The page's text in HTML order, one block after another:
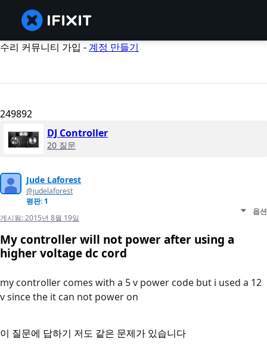
수리 커뮤니티 가입 -계정 만들기
249892
DJ Controller
20 질문
Jude Laforest
@judelaforest
평판: 1
게시됨:2015년 8월 19일
옵션
My controller will not power after using a
higher voltage dc cord
my controller comes with a 5 v power code but i used a 12
v since the it can not power on
이 질문에 답하기 저도 같은 문제가 있습니다